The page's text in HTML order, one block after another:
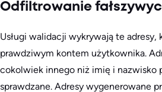
Odfiltrowanie
Usługi walidacji wykrywają te adresy,
prawdziwym kontem użytkownika.
cokolwiek innego niż imię i nazwisko
sprawdzane. Adresy wygenerowane